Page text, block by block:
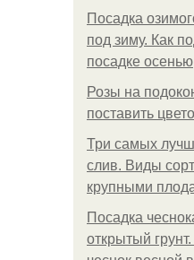
Посадка
под зиму. Как
посадке осенью
Розы на
поставить
Три самых
слив. Виды
крупными
Посадка
открытый